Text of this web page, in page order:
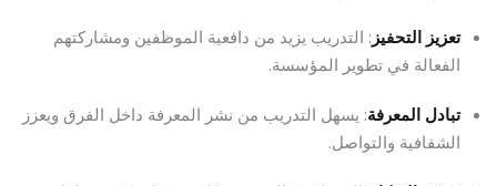
تعزيز التحفيز : التدريب يزيد من دافعية الموظفين ومشاركتهم
الفعالة في تطوير المؤسسة.
تبادل المعرفة: يسهل التدريب من نشر المعرفة داخل الفرق ويعزز
الشفافية والتواصل.